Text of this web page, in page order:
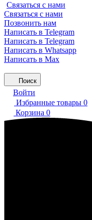
Связаться с нами
Связаться с нами
Позвонить нам
Написать в Telegram
Написать в Telegram
Написать в Whatsapp
Написать в Max
Поиск
Войти
Избранные товары 0
Корзина 0